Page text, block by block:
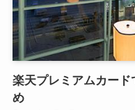
楽天プレミアムカード
め